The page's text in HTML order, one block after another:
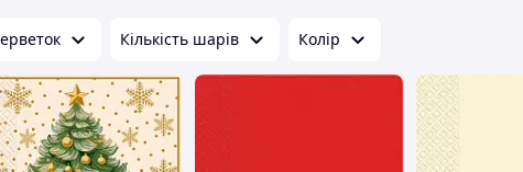
Кількість шарів Колір